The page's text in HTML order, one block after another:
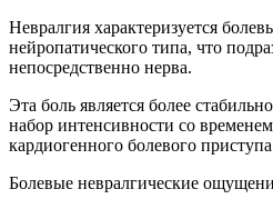
Невралгия характеризуется
нейропатического типа, что
непосредственно нерва.
Эта боль является более
набор интенсивности со
кардиогенного болевого
Болевые невралгические